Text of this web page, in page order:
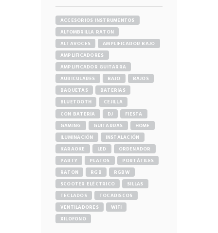
ACCESORIOS INSTRUMENTOS
ALFOMBRILLA RATON
ALTAVOCES
AMPLIFICADOR BAJO
AMPLIFICADORES
AMPLIFICADOR GUITARRA
AURICULARES
BAJO
BAJOS
BAQUETAS
BATERÍAS
BLUETOOTH
CEJILLA
CON BATERÍA
DJ
FIESTA
GAMING
GUITARRAS
HOME
ILUMINACIÓN
INSTALACIÓN
KARAOKE
LED
ORDENADOR
PARTY
PLATOS
PORTÁTILES
RATON
RGB
RGBW
SCOOTER ELÉCTRICO
SILLAS
TECLADOS
TOCADISCOS
VENTILADORES
WIFI
XILOFONO